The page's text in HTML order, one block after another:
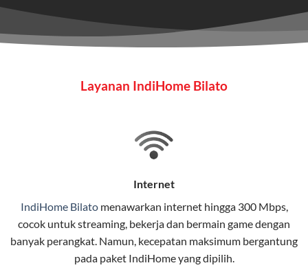
maupun individu yang membutuhkan konektivitas dan
hiburan berkualitas tinggi.
pengguna rumah dan bisnis.
stabil, dan memiliki berbagai pilihan paket IndiHome
Selain internet, layanan IndiHome juga mencakup TV
interaktif (IndiHome TV) dan telepon rumah dalam
satu paket.
Layanan IndiHome Bilato
Internet
IndiHome Bilatomenawarkan internethingga 300 Mbps,
cocok untuk streaming, bekerja dan bermain game dengan
banyak perangkat. Namun, kecepatan maksimum bergantung
pada paket IndiHome yang dipilih.